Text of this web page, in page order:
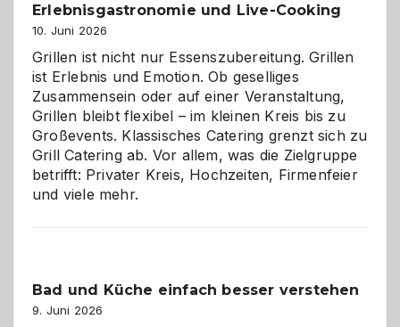
Erlebnisgastronomie und Live-Cooking
10. Juni 2026
Grillen ist nicht nur Essenszubereitung. Grillen
ist Erlebnis und Emotion. Ob geselliges
Zusammensein oder auf einer Veranstaltung,
Grillen bleibt flexibel – im kleinen Kreis bis zu
Großevents. Klassisches Catering grenzt sich zu
Grill Catering ab. Vor allem, was die Zielgruppe
betrifft: Privater Kreis, Hochzeiten, Firmenfeier
und viele mehr.
Bad und Küche einfach besser verstehen
9. Juni 2026